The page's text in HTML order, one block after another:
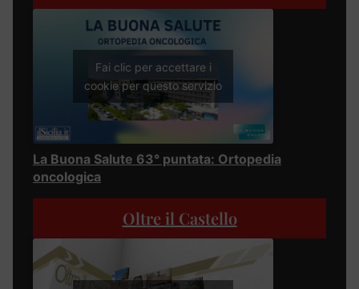
Fai clic per accettare i
cookie per questo servizio
La Buona Salute 63° puntata: Ortopedia
oncologica
Oltre il Castello